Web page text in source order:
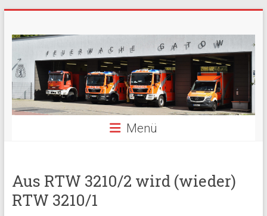
springen
Freiwillige
Feuerwehr
Berlin
Gatow
Berlin
Gatow
Menü
Aus RTW 3210/2 wird (wieder)
RTW 3210/1